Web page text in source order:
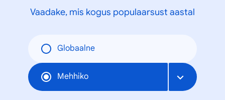
Vaadake, mis kogus populaarsust aastal
Globaalne
Mehhiko